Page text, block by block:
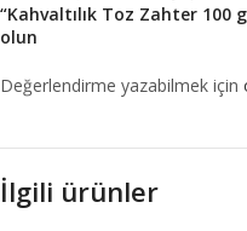
“Kahvaltılık Toz Zahter 100
olun
Değerlendirme yazabilmek için
İlgili ürünler